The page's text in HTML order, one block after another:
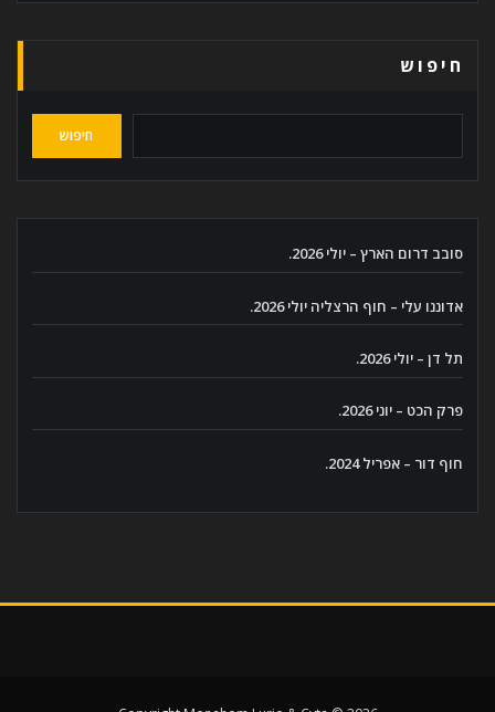
חיפוש
חיפוש
סובב דרום הארץ – יולי 2026.
אדוננו עלי – חוף הרצליה יולי 2026.
תל דן – יולי 2026.
פרק הכט – יוני 2026.
חוף דור – אפריל 2024.